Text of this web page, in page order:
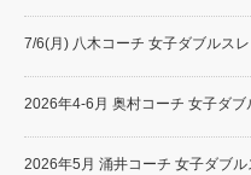
7/6(月) 八木コーチ 女子ダブルス
2026年4-6月 奥村コーチ 女子ダブ
2026年5月 涌井コーチ 女子ダブル